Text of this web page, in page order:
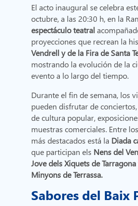
El acto inaugural se celebra
octubre, a las 20:30 h, en la
espectáculo teatral
proyecciones que recrean la
Vendrell y de la Fira de Santa
mostrando la evolución de la
evento a lo largo del tiempo.
Durante el fin de semana, los
pueden disfrutar de
de cultura popular,
muestras comerciales. Entre
más destacados está la Diada
que participan els Nens del
Jove dels Xiquets de Tarragona
Minyons de Terrassa.
Sabores del Baix